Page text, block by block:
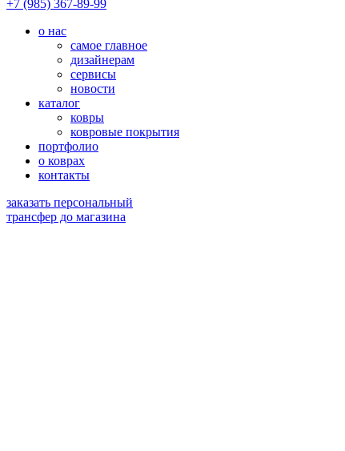
+7 (985) 367-89-99
о нас
самое главное
дизайнерам
сервисы
новости
каталог
ковры
ковровые покрытия
портфолио
о коврах
контакты
заказать персональный
трансфер до магазина